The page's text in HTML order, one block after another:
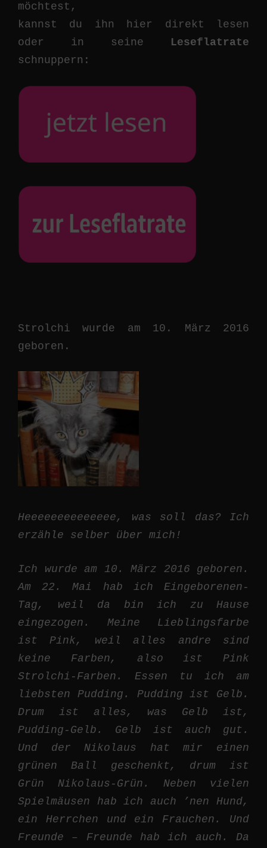
möchtest,
kannst du ihn hier direkt lesen
oder in seine Leseflatrate
schnuppern:
Strolchi wurde am 10. März 2016
geboren.
Heeeeeeeeeeeeee, was soll das? Ich
erzähle selber über mich!
Ich wurde am 10. März 2016 geboren.
Am 22. Mai hab ich Eingeborenen-
Tag, weil da bin ich zu Hause
eingezogen. Meine Lieblingsfarbe
ist Pink, weil alles andre sind
keine Farben, also ist Pink
Strolchi-Farben. Essen tu ich am
liebsten Pudding. Pudding ist Gelb.
Drum ist alles, was Gelb ist,
Pudding-Gelb. Gelb ist auch gut.
Und der Nikolaus hat mir einen
grünen Ball geschenkt, drum ist
Grün Nikolaus-Grün. Neben vielen
Spielmäusen hab ich auch ’nen Hund,
ein Herrchen und ein Frauchen. Und
Freunde – Freunde hab ich auch. Da